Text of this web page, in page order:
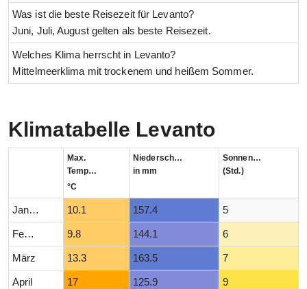
Was ist die beste Reisezeit für Levanto?
Juni, Juli, August gelten als beste Reisezeit.
Welches Klima herrscht in Levanto?
Mittelmeerklima mit trockenem und heißem Sommer.
Klimatabelle Levanto
Max.
Temperatur
°C
Niederschlag
in mm
Sonnenstunden
(Std.)
Januar 10.1 157.4 5
Februar 9.8 144.1 6
März 13.3 163.5 7
April 17 125.9 9